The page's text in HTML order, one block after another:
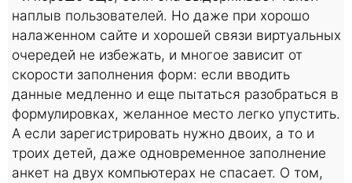
наплыв пользователей. Но даже при хорошо
налаженном сайте и хорошей связи виртуальных
очередей не избежать, и многое зависит от
скорости заполнения форм: если вводить
данные медленно и еще пытаться разобраться в
формулировках, желанное место легко упустить.
А если зарегистрировать нужно двоих, а то и
троих детей, даже одновременное заполнение
анкет на двух компьютерах не спасает. О том,